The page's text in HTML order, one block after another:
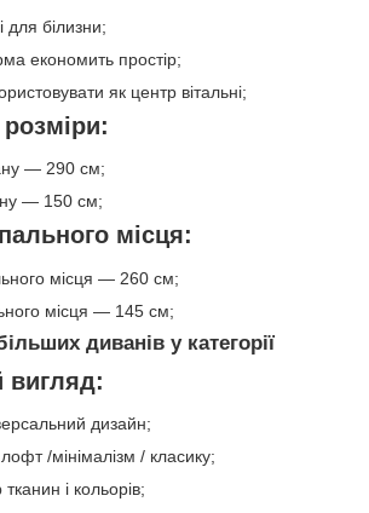
для білизни;
економить простір;
як центр вітальні;
розміри:
— 290 см;
— 150 см;
місця:
місця — 260 см;
місця — 145 см;
диванів у категорії
вигляд:
дизайн;
/мінімалізм / класику;
і кольорів;